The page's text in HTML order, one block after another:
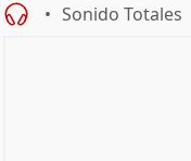
Sonido Totales